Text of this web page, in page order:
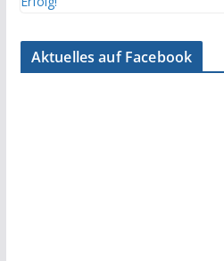
Aktuelles auf Facebook